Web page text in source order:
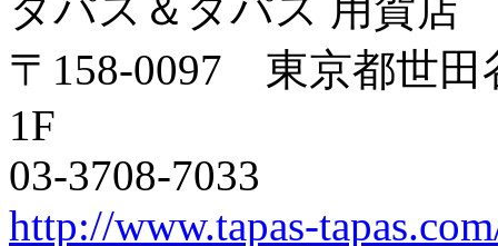
〒158-0097 東京都世
1F
03-3708-7033
http://www.tapas-